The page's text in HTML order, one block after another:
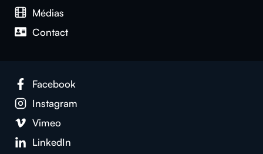
Médias
Con­tact
Face­book
Insta­gram
Vimeo
LinkedIn